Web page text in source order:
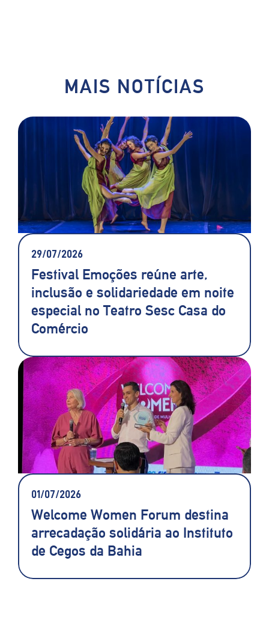
MAIS NOTÍCIAS
29/07/2026
Festival Emoções reúne arte,
inclusão e solidariedade em noite
especial no Teatro Sesc Casa do
Comércio
01/07/2026
Welcome Women Forum destina
arrecadação solidária ao Instituto
de Cegos da Bahia